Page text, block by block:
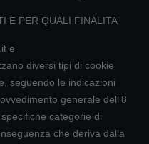
E PER QUALI FINALITA’
e
diversi tipi di cookie
seguendo le indicazioni
generale dell’8
categorie di
che deriva dalla